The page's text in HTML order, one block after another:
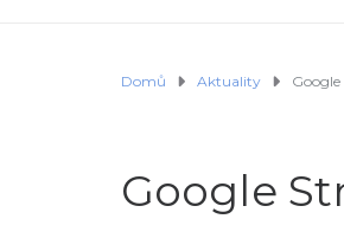
Domů Aktuality
Google